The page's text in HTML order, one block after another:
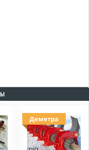
Деметра